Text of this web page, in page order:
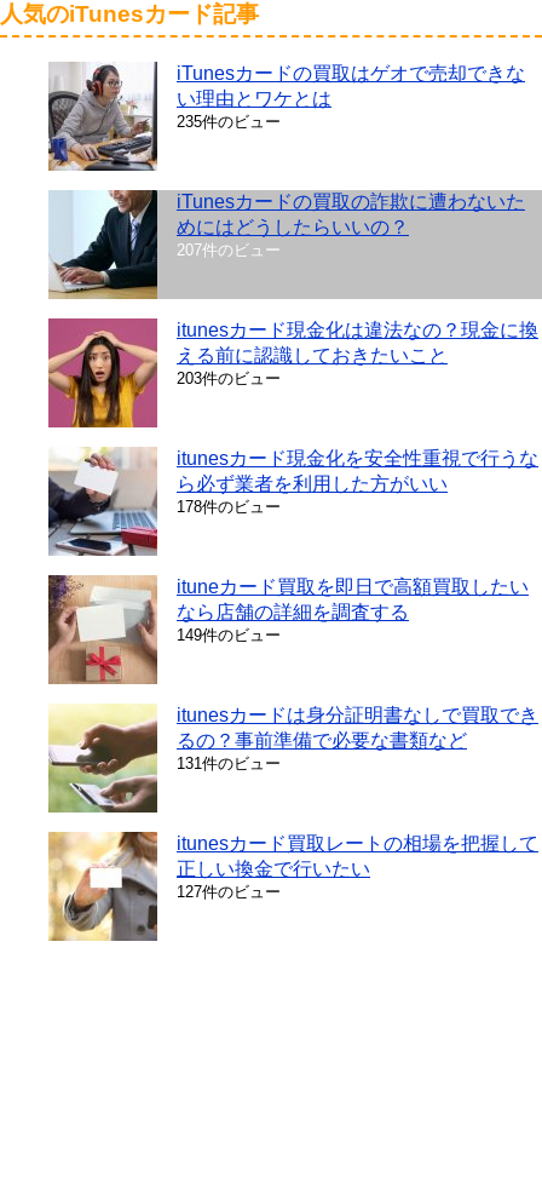
人気のiTunesカード記事
iTunesカードの買取はゲオで売却できな
い理由とワケとは
235件のビュー
iTunesカードの買取の詐欺に遭わないた
めにはどうしたらいいの？
207件のビュー
itunesカード現金化は違法なの？現金に換
える前に認識しておきたいこと
203件のビュー
itunesカード現金化を安全性重視で行うな
ら必ず業者を利用した方がいい
178件のビュー
ituneカード買取を即日で高額買取したい
なら店舗の詳細を調査する
149件のビュー
itunesカードは身分証明書なしで買取でき
るの？事前準備で必要な書類など
131件のビュー
itunesカード買取レートの相場を把握して
正しい換金で行いたい
127件のビュー